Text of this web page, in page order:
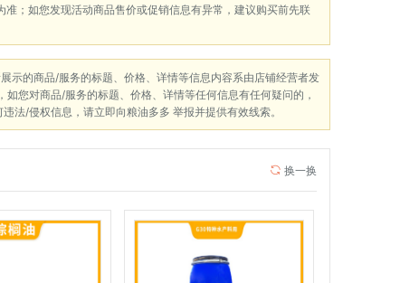
；如您发现活动商品售价或促销信息有异常，建议购买前先联
示的商品/服务的标题、价格、详情等信息内容系由店铺经营者发
您对商品/服务的标题、价格、详情等任何信息有任何疑问的，
法/侵权信息，请立即向粮油多多 举报并提供有效线索。
换一换